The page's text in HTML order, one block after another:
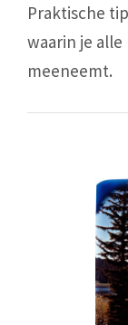
Praktische
waarin je
meeneemt.